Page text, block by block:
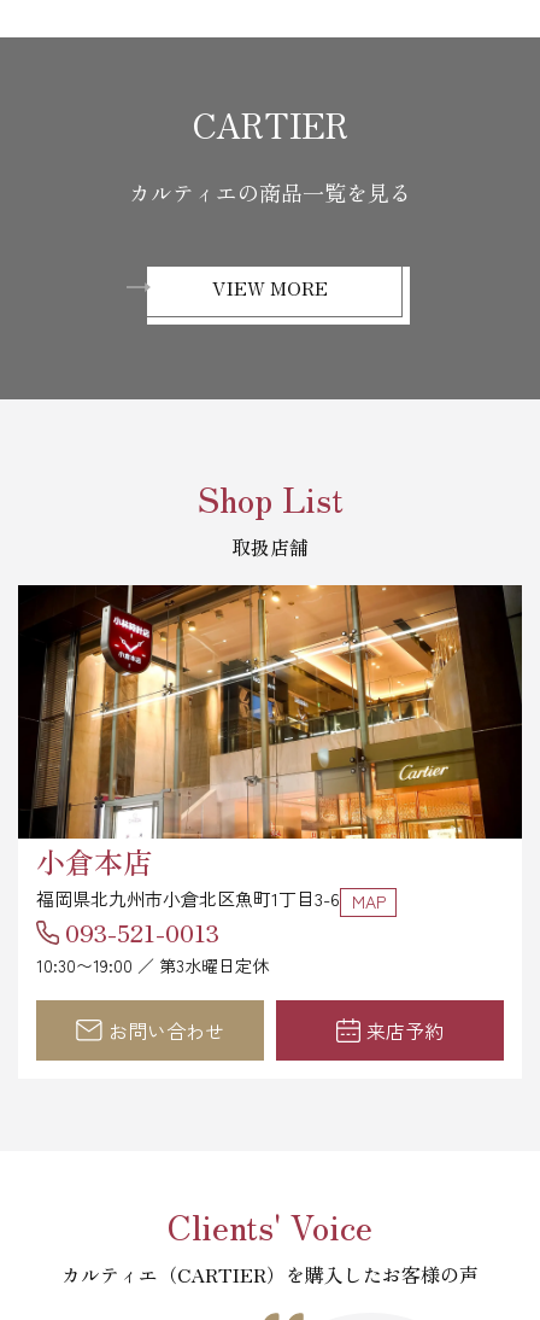
CARTIER
カルティエの商品一覧を見る
VIEW MORE
Shop List
取扱店舗
小倉本店
福岡県北九州市小倉北区魚町1丁目3-6 MAP
093-521-0013
10:30〜19:00 ／ 第3水曜日定休
お問い合わせ 来店予約
Clients' Voice
カルティエ（CARTIER）を購入したお客様の声